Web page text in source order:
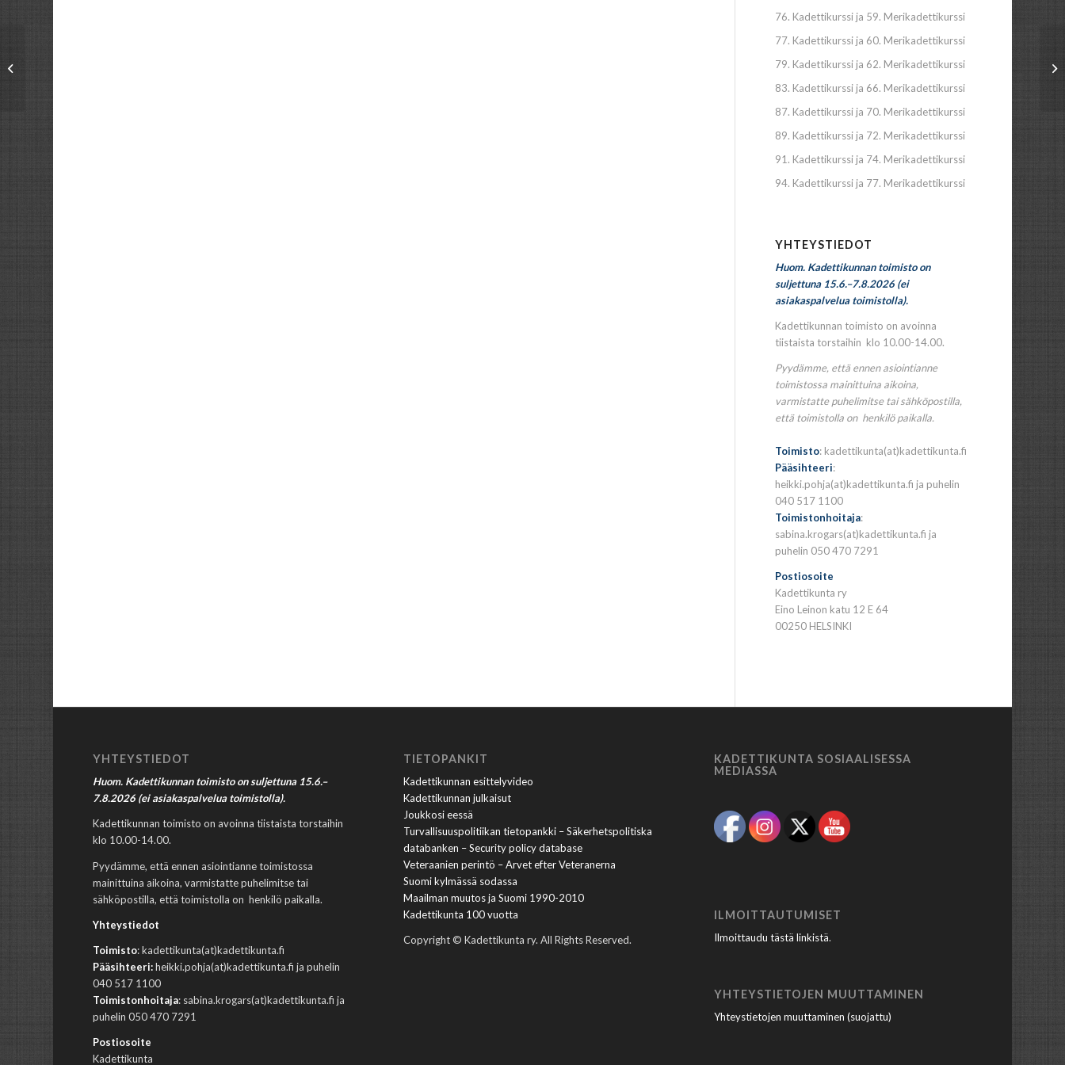
76. Kadettikurssi ja 59. Merikadettikurssi
77. Kadettikurssi ja 60. Merikadettikurssi
79. Kadettikurssi ja 62. Merikadettikurssi
83. Kadettikurssi ja 66. Merikadettikurssi
87. Kadettikurssi ja 70. Merikadettikurssi
89. Kadettikurssi ja 72. Merikadettikurssi
91. Kadettikurssi ja 74. Merikadettikurssi
94. Kadettikurssi ja 77. Merikadettikurssi
YHTEYSTIEDOT
Huom. Kadettikunnan toimisto on
suljettuna 15.6.–7.8.2026 (ei
asiakaspalvelua toimistolla).
Kadettikunnan toimisto on avoinna
tiistaista torstaihin klo 10.00-14.00.
Pyydämme, että ennen asiointianne
toimistossa mainittuina aikoina,
varmistatte puhelimitse tai sähköpostilla,
että toimistolla on henkilö paikalla.
Toimisto: kadettikunta(at)kadettikunta.fi
Pääsihteeri:
heikki.pohja(at)kadettikunta.fi ja puhelin
040 517 1100
Toimistonhoitaja:
sabina.krogars(at)kadettikunta.fi ja
puhelin 050 470 7291
Postiosoite
Kadettikunta ry
Eino Leinon katu 12 E 64
00250 HELSINKI
YHTEYSTIEDOT
Huom. Kadettikunnan toimisto on suljettuna 15.6.–
7.8.2026 (ei asiakaspalvelua toimistolla).
Kadettikunnan toimisto on avoinna tiistaista torstaihin
klo 10.00-14.00.
Pyydämme, että ennen asiointianne toimistossa
mainittuina aikoina, varmistatte puhelimitse tai
sähköpostilla, että toimistolla on henkilö paikalla.
Yhteystiedot
Toimisto: kadettikunta(at)kadettikunta.fi
Pääsihteeri:heikki.pohja(at)kadettikunta.fi ja puhelin
040 517 1100
Toimistonhoitaja: sabina.krogars(at)kadettikunta.fi ja
puhelin 050 470 7291
Postiosoite
Kadettikunta
TIETOPANKIT
Kadettikunnan esittelyvideo
Kadettikunnan julkaisut
Joukkosi eessä
Turvallisuuspolitiikan tietopankki – Säkerhetspolitiska
databanken – Security policy database
Veteraanien perintö – Arvet efter Veteranerna
Suomi kylmässä sodassa
Maailman muutos ja Suomi 1990-2010
Kadettikunta 100 vuotta
Copyright © Kadettikunta ry. All Rights Reserved.
KADETTIKUNTA SOSIAALISESSA
MEDIASSA
ILMOITTAUTUMISET
Ilmoittaudu tästä linkistä.
YHTEYSTIETOJEN MUUTTAMINEN
Yhteystietojen muuttaminen (suojattu)